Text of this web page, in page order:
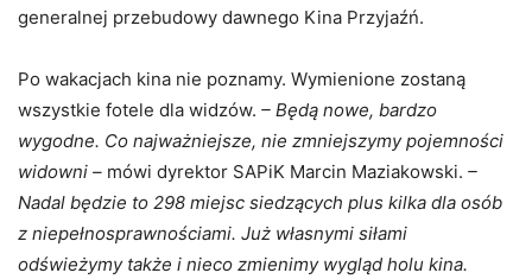
generalnej przebudowy dawnego Kina Przyjaźń.
Po wakacjach kina nie poznamy. Wymienione zostaną
wszystkie fotele dla widzów. – Będą nowe, bardzo
wygodne. Co najważniejsze, nie zmniejszymy pojemności
widowni – mówi dyrektor SAPiK Marcin Maziakowski. –
Nadal będzie to 298 miejsc siedzących plus kilka dla osób
z niepełnosprawnościami. Już własnymi siłami
odświeżymy także i nieco zmienimy wygląd holu kina.